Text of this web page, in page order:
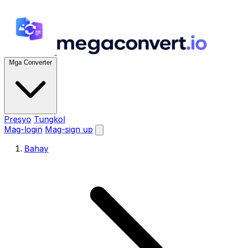
Mga Converter
Presyo Tungkol
Mag-login Mag-sign up
Bahay